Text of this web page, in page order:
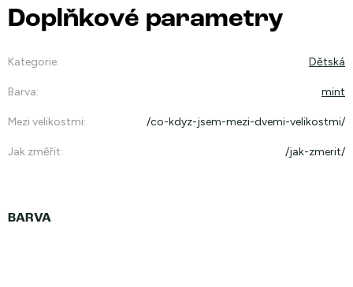
Doplňkové parametry
Kategorie: Dětská
Barva: mint
Mezi velikostmi: /co-kdyz-jsem-mezi-dvemi-velikostmi/
Jak změřit: /jak-zmerit/